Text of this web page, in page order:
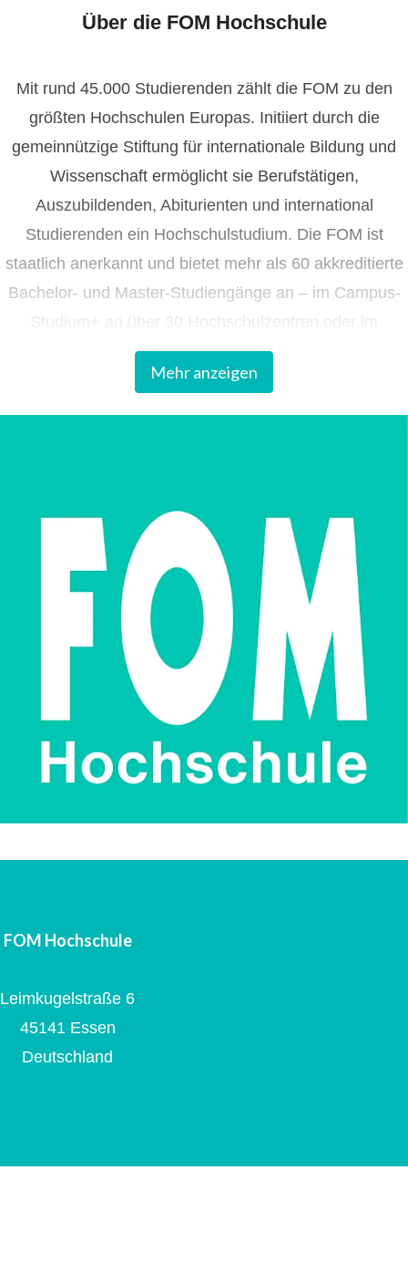
Über die FOM Hochschule
Mehr anzeigen
Mit rund 45.000 Studierenden zählt die FOM zu den
größten Hochschulen Europas. Initiiert durch die
gemeinnützige Stiftung für internationale Bildung und
Wissenschaft ermöglicht sie Berufstätigen,
Auszubildenden, Abiturienten und international
Studierenden ein Hochschulstudium. Die FOM ist
staatlich anerkannt und bietet mehr als 60 akkreditierte
Bachelor- und Master-Studiengänge an – im Campus-
Studium+ an über 30 Hochschulzentren oder im
Studios.
FOM Hochschule
Leimkugelstraße 6
45141 Essen
Deutschland